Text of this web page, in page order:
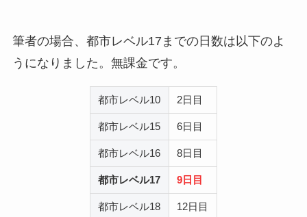
筆者の場合、都市レベル17までの日数は以下のよ
うになりました。無課金です。
都市レベル10 2日目
都市レベル15 6日目
都市レベル16 8日目
都市レベル17 9日目
都市レベル18 12日目